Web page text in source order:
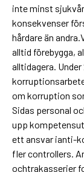
inte minst
konsekvenser
hårdare än
alltid förebygga,
alltidagera.
om korruption
Sidas personal
upp
ett ansvar ianti-
fler controllers.
ochtrakasserier